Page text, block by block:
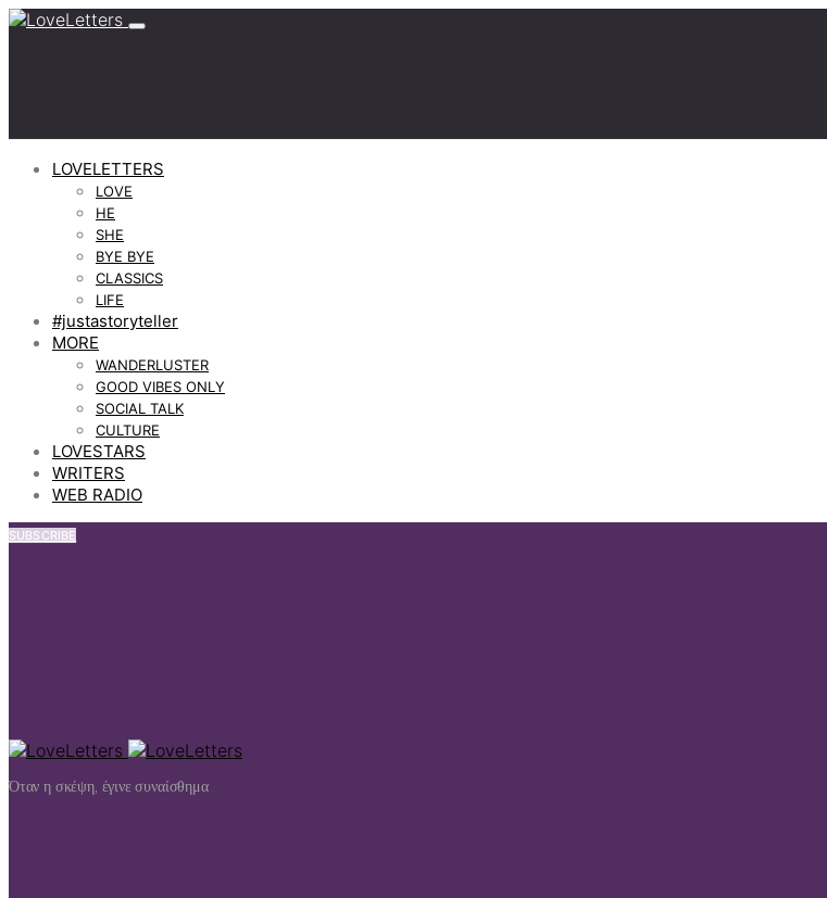
LOVELETTERS
LOVE
HE
SHE
BYE BYE
CLASSICS
LIFE
#justastoryteller
MORE
WANDERLUSTER
GOOD VIBES ONLY
SOCIAL TALK
CULTURE
LOVESTARS
WRITERS
WEB RADIO
SUBSCRIBE
Όταν η σκέψη, έγινε συναίσθημα